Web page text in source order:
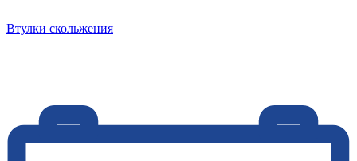
Втулки скольжения